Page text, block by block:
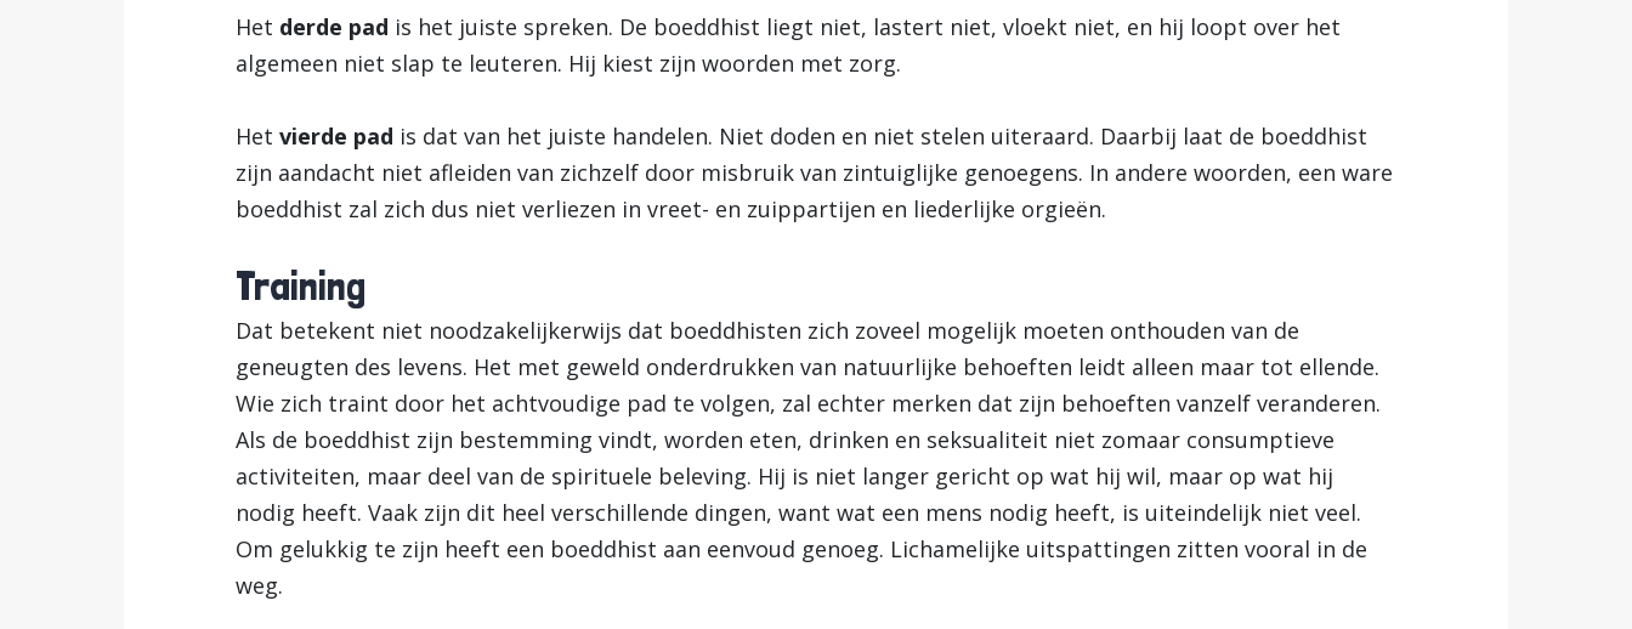
Het derde pad is het juiste spreken. De boeddhist liegt niet, lastert niet, vloekt niet, en hij loopt over het
algemeen niet slap te leuteren. Hij kiest zijn woorden met zorg.
Het vierde pad is dat van het juiste handelen. Niet doden en niet stelen uiteraard. Daarbij laat de boeddhist
zijn aandacht niet afleiden van zichzelf door misbruik van zintuiglijke genoegens. In andere woorden, een ware
boeddhist zal zich dus niet verliezen in vreet- en zuippartijen en liederlijke orgieën.
Training
Dat betekent niet noodzakelijkerwijs dat boeddhisten zich zoveel mogelijk moeten onthouden van de
geneugten des levens. Het met geweld onderdrukken van natuurlijke behoeften leidt alleen maar tot ellende.
Wie zich traint door het achtvoudige pad te volgen, zal echter merken dat zijn behoeften vanzelf veranderen.
Als de boeddhist zijn bestemming vindt, worden eten, drinken en seksualiteit niet zomaar consumptieve
activiteiten, maar deel van de spirituele beleving. Hij is niet langer gericht op wat hij wil, maar op wat hij
nodig heeft. Vaak zijn dit heel verschillende dingen, want wat een mens nodig heeft, is uiteindelijk niet veel.
Om gelukkig te zijn heeft een boeddhist aan eenvoud genoeg. Lichamelijke uitspattingen zitten vooral in de
weg.